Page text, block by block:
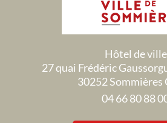
Hôtel de ville
27 quai Frédéric
30252 Sommières
04 66 80 88